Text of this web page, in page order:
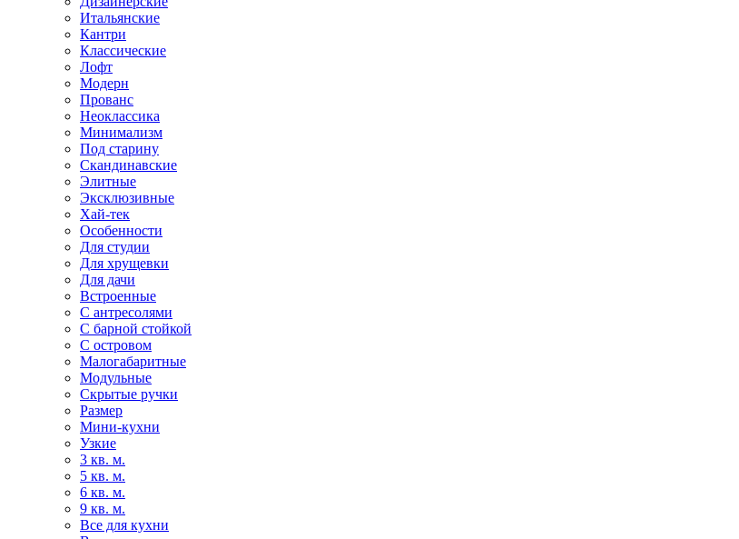
Итальянские
Кантри
Классические
Лофт
Модерн
Прованс
Неоклассика
Минимализм
Под старину
Скандинавские
Элитные
Эксклюзивные
Хай-тек
Особенности
Для студии
Для хрущевки
Для дачи
Встроенные
С антресолями
С барной стойкой
С островом
Малогабаритные
Модульные
Скрытые ручки
Размер
Мини-кухни
Узкие
3 кв. м.
5 кв. м.
6 кв. м.
9 кв. м.
Все для кухни